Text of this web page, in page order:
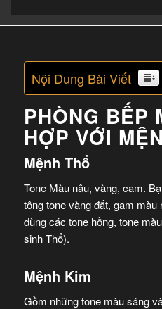
Nội Dung Bài Viết
PHÒNG BẾP
HỢP VỚI
Mệnh Thổ
Tone Màu nâu, vàng, cam.
tông tone vàng đất, gam màu
dùng các tone hồng, tone
sinh Thổ).
Mệnh Kim
Gồm những tone màu sáng